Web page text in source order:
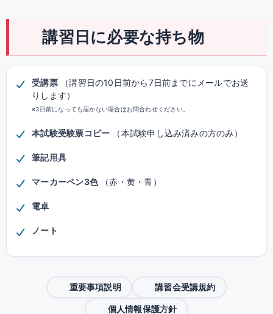
講習日に必要な持ち物
受講票
（講習日の10日前から7日前までにメールでお送
りします）
※3日前になっても届かない場合はお問合わせください。
本試験受験票コピー （本試験申し込み済みの方のみ）
筆記用具
マーカーペン3色 （赤・黄・青）
電卓
ノート
重要事項説明 講習会受講規約
個人情報保護方針